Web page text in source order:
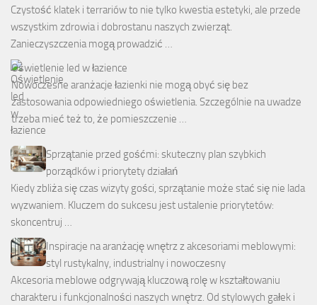
Czystość klatek i terrariów to nie tylko kwestia estetyki, ale przede
wszystkim zdrowia i dobrostanu naszych zwierząt.
Zanieczyszczenia mogą prowadzić …
Oświetlenie led w łazience
Nowoczesne aranżacje łazienki nie mogą obyć się bez
zastosowania odpowiedniego oświetlenia. Szczególnie na uwadze
trzeba mieć też to, że pomieszczenie …
Sprzątanie przed gośćmi: skuteczny plan szybkich
porządków i priorytety działań
Kiedy zbliża się czas wizyty gości, sprzątanie może stać się nie lada
wyzwaniem. Kluczem do sukcesu jest ustalenie priorytetów:
skoncentruj …
Inspiracje na aranżację wnętrz z akcesoriami meblowymi:
styl rustykalny, industrialny i nowoczesny
Akcesoria meblowe odgrywają kluczową rolę w kształtowaniu
charakteru i funkcjonalności naszych wnętrz. Od stylowych gałek i